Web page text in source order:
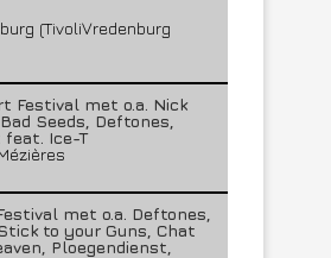
(TivoliVredenburg
Festival met o.a. Nick
Seeds, Deftones,
feat. Ice-T
met o.a. Deftones,
to your Guns, Chat
Ploegendienst,